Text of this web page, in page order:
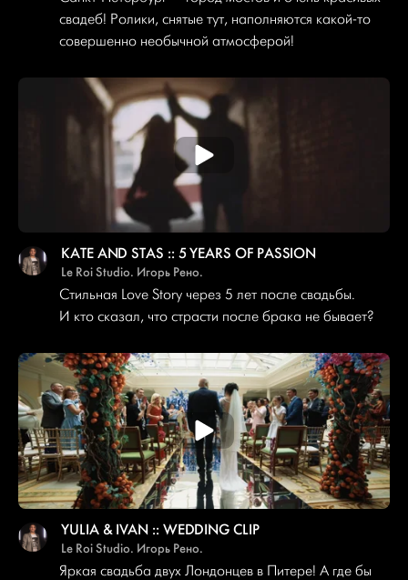
свадеб! Ролики, снятые тут, наполняются какой-то
совершенно необычной атмосферой!
KATE AND STAS :: 5 YEARS OF PASSION
Le Roi Studio. Игорь Рено.
Стильная Love Story через 5 лет после свадьбы.
И кто сказал, что страсти после брака не бывает?
YULIA & IVAN :: WEDDING CLIP
Le Roi Studio. Игорь Рено.
Яркая свадьба двух Лондонцев в Питере! А где бы